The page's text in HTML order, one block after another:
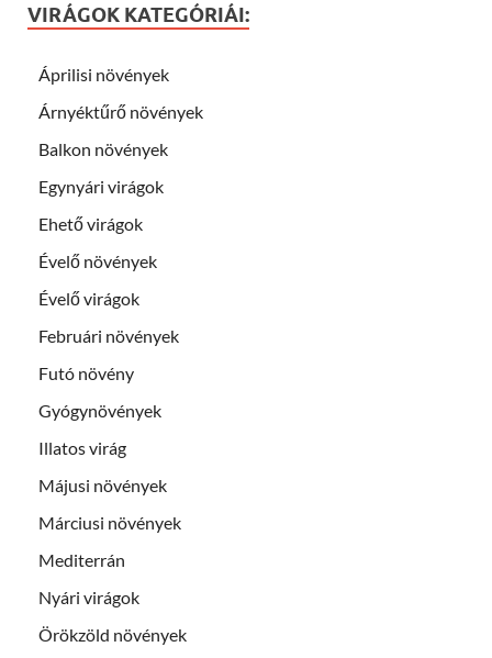
VIRÁGOK KATEGÓRIÁI:
Áprilisi növények
Árnyéktűrő növények
Balkon növények
Egynyári virágok
Ehető virágok
Évelő növények
Évelő virágok
Februári növények
Futó növény
Gyógynövények
Illatos virág
Májusi növények
Márciusi növények
Mediterrán
Nyári virágok
Örökzöld növények